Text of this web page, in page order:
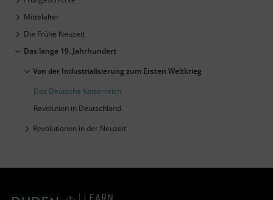
Mittelalter
Die Frühe Neuzeit
Das lange 19. Jahrhundert
Von der Industrialisierung zum Ersten Weltkrieg
Das Deutsche Kaiserreich
Revolution in Deutschland
Revolutionen in der Neuzeit